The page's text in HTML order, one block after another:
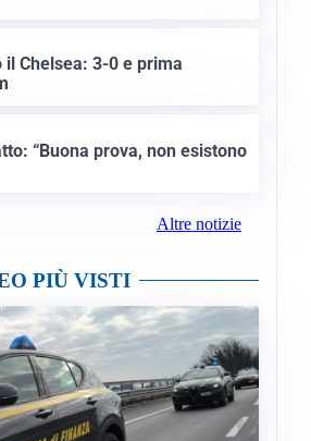
il Chelsea: 3-0 e prima
“Buona prova, non esistono
Altre notizie
PIÙ VISTI